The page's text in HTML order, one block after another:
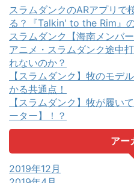
スラムダンクのARアプリで
る？『Talkin' to the Rim』
スラムダンク【海南メンバ
アニメ・スラムダンク途中
れないのか？
【スラムダンク】牧のモデ
かる共通点！
【スラムダンク】牧が履い
ーター】！？
アー
2019年12月